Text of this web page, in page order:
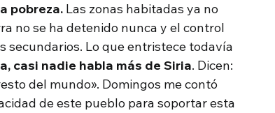
pobreza. Las zonas habitadas ya no
no se ha detenido nunca y el control
secundarios. Lo que entristece todavía
casi nadie habla más de Siria. Dicen:
del mundo». Domingos me contó
de este pueblo para soportar esta